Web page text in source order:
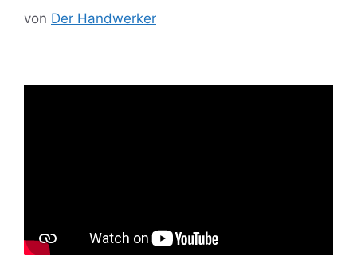
von Der Handwerker